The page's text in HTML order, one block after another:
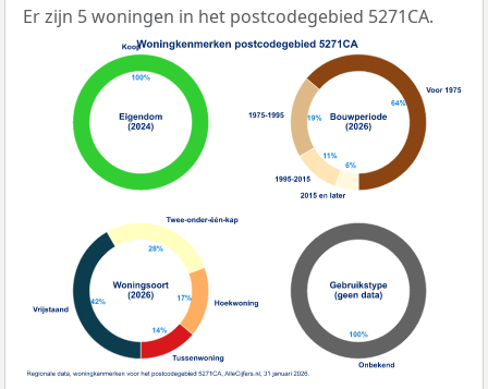
Er zijn 5 woningen in het postcodegebied 5271CA.